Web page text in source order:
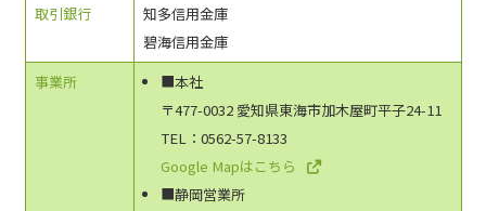
取引銀行
知多信用金庫
碧海信用金庫
事業所
■本社
〒477-0032 愛知県東海市加木屋町平子24-11
TEL：0562-57-8133
Google Mapはこちら
■静岡営業所